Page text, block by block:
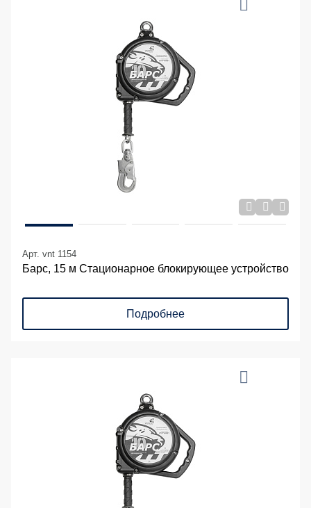
Арт. vnt 1154
Барс, 15 м Стационарное блокирующее устройство
Подробнее